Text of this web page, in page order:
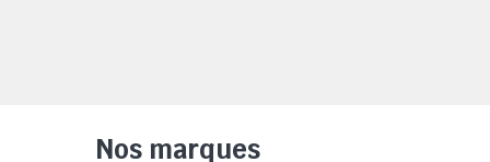
Nos marques